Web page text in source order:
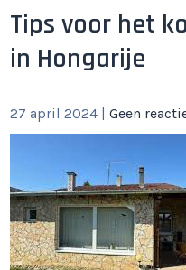
Tips voor het
in Hongarije
27 april 2024 |Geen